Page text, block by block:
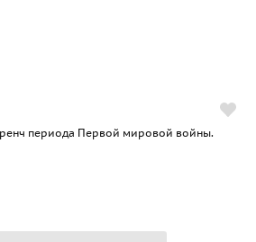
периода Первой мировой войны.